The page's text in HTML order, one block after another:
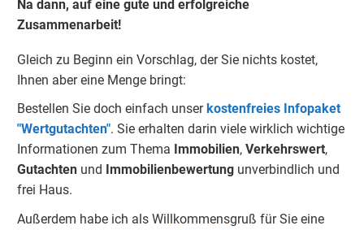
Na dann, auf eine gute und erfolgreiche
Zusammenarbeit!
Gleich zu Beginn ein Vorschlag, der Sie nichts kostet,
Ihnen aber eine Menge bringt:
Bestellen Sie doch einfach unser kostenfreies Infopaket
"Wertgutachten". Sie erhalten darin viele wirklich wichtige
Informationen zum Thema Immobilien, Verkehrswert,
Gutachten und Immobilienbewertung unverbindlich und
frei Haus.
Außerdem habe ich als Willkommensgruß für Sie eine